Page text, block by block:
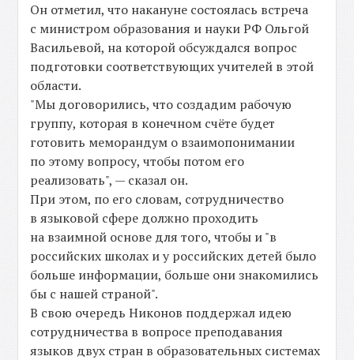
Он отметил, что накануне состоялась встреча
с министром образования и науки РФ Ольгой
Васильевой, на которой обсуждался вопрос
подготовки соответствующих учителей в этой
области.
"Мы договорились, что создадим рабочую
группу, которая в конечном счёте будет
готовить меморандум о взаимопонимании
по этому вопросу, чтобы потом его
реализовать", — сказал он.
При этом, по его словам, сотрудничество
в языковой сфере должно проходить
на взаимной основе для того, чтобы и "в
российских школах и у российских детей было
больше информации, больше они знакомились
бы с нашей страной".
В свою очередь Никонов поддержал идею
сотрудничества в вопросе преподавания
языков двух стран в образовательных системах